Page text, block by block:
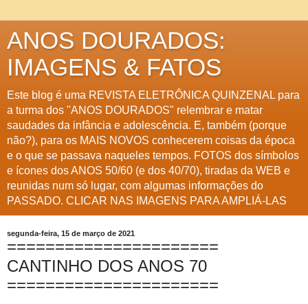
ANOS DOURADOS:
IMAGENS & FATOS
Este blog é uma REVISTA ELETRÔNICA QUINZENAL para
a turma dos "ANOS DOURADOS" relembrar e matar
saudades da infância e adolescência. E, também (porque
não?), para os MAIS NOVOS conhecerem coisas da época
e o que se passava naqueles tempos. FOTOS dos símbolos
e ícones dos ANOS 50/60 (e dos 40/70), tiradas da WEB e
reunidas num só lugar, com algumas informações do
PASSADO. CLICAR NAS IMAGENS PARA AMPLIÁ-LAS
segunda-feira, 15 de março de 2021
======================
CANTINHO DOS ANOS 70
======================